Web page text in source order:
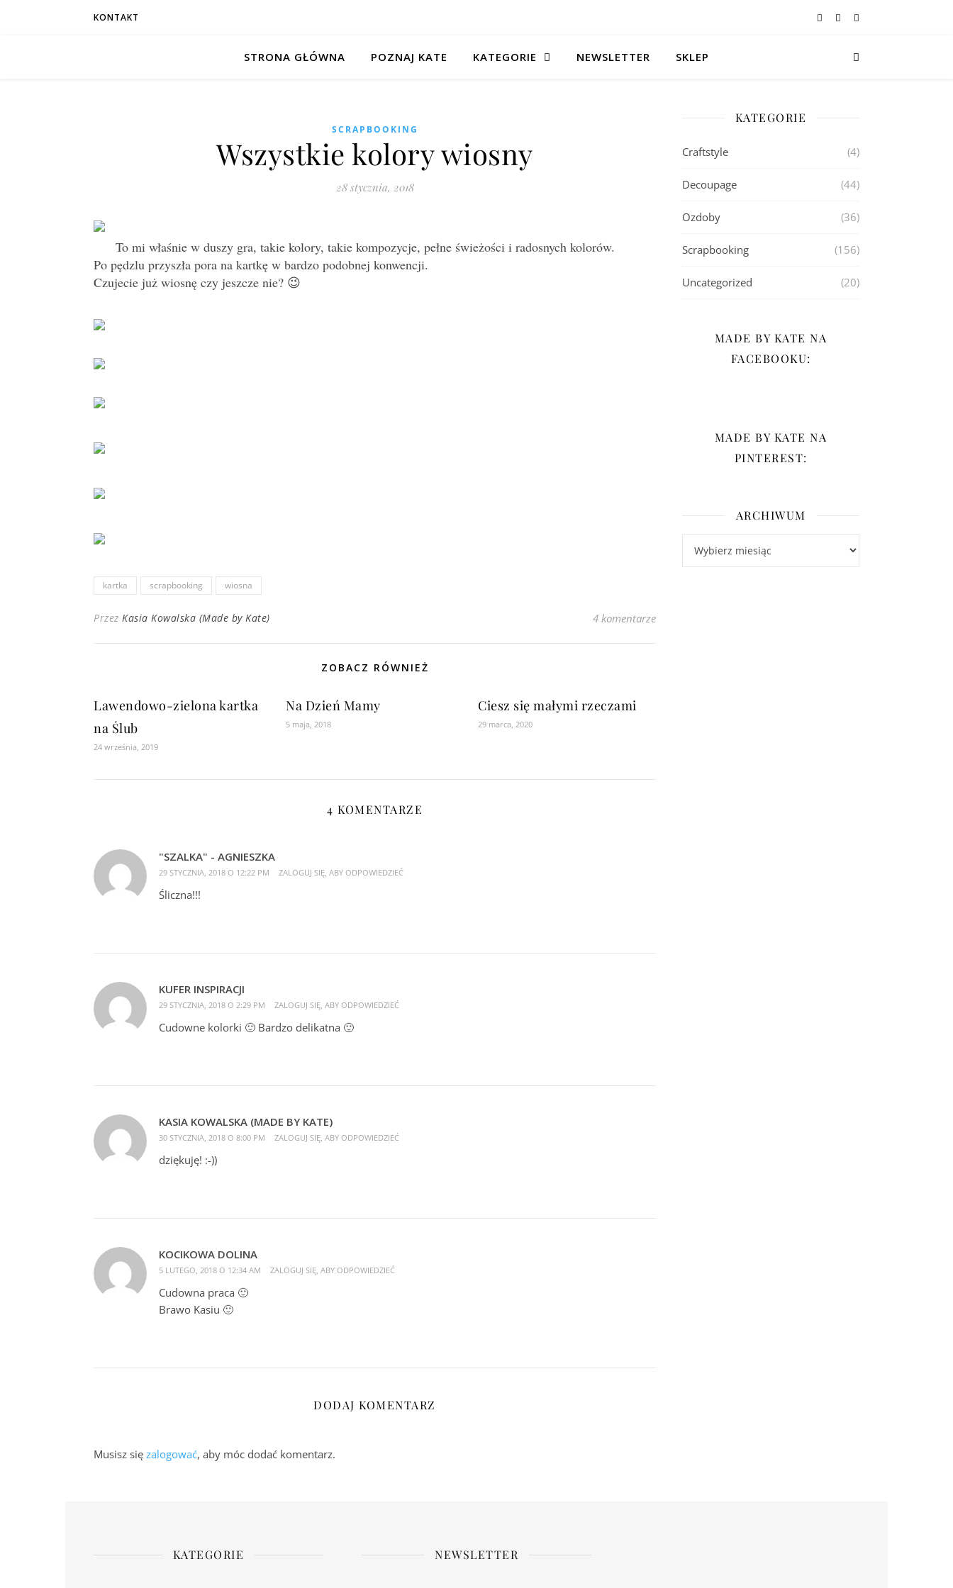
KONTAKT
STRONA GŁÓWNA POZNAJ KATE KATEGORIE NEWSLETTER SKLEP
SCRAPBOOKING
Wszystkie kolory wiosny
28 stycznia, 2018
To mi właśnie w duszy gra, takie kolory, takie kompozycje, pełne świeżości i radosnych kolorów.
Po pędzlu przyszła pora na kartkę w bardzo podobnej konwencji.
Czujecie już wiosnę czy jeszcze nie? 😉
kartka scrapbooking wiosna
Przez Kasia Kowalska (Made by Kate) 4 komentarze
ZOBACZ RÓWNIEŻ
Lawendowo-zielona kartka
na Ślub
24 września, 2019
Na Dzień Mamy
5 maja, 2018
Ciesz się małymi rzeczami
29 marca, 2020
4 KOMENTARZE
"SZALKA" - AGNIESZKA
29 STYCZNIA, 2018 O 12:22 PM ZALOGUJ SIĘ, ABY ODPOWIEDZIEĆ
Śliczna!!!
KUFER INSPIRACJI
29 STYCZNIA, 2018 O 2:29 PM ZALOGUJ SIĘ, ABY ODPOWIEDZIEĆ
Cudowne kolorki 🙂 Bardzo delikatna 🙂
KASIA KOWALSKA (MADE BY KATE)
30 STYCZNIA, 2018 O 8:00 PM ZALOGUJ SIĘ, ABY ODPOWIEDZIEĆ
dziękuję! :-))
KOCIKOWA DOLINA
5 LUTEGO, 2018 O 12:34 AM ZALOGUJ SIĘ, ABY ODPOWIEDZIEĆ
Cudowna praca 🙂
Brawo Kasiu 🙂
DODAJ KOMENTARZ
Musisz się zalogować, aby móc dodać komentarz.
KATEGORIE
Craftstyle (4)
Decoupage (44)
Ozdoby (36)
Scrapbooking (156)
Uncategorized (20)
MADE BY KATE NA
FACEBOOKU:
MADE BY KATE NA
PINTEREST:
ARCHIWUM
KATEGORIE NEWSLETTER